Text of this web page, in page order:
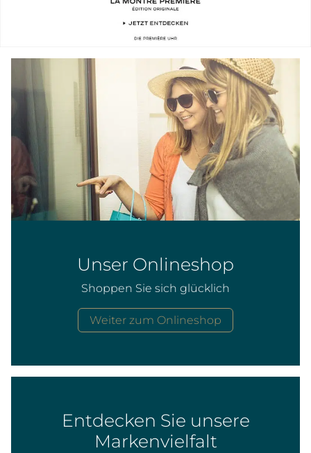
Unser Onlineshop
Shoppen Sie sich glücklich
Weiter zum Onlineshop
Entdecken Sie unsere
Markenvielfalt